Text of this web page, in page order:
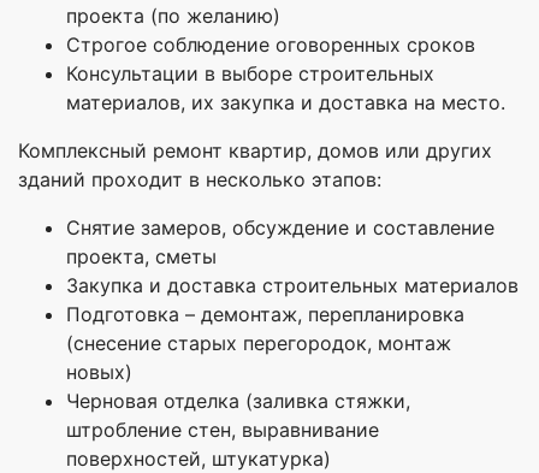
проекта (по желанию)
Строгое соблюдение оговоренных сроков
Консультации в выборе строительных
материалов, их закупка и доставка на место.
Комплексный ремонт квартир, домов или других
зданий проходит в несколько этапов:
Снятие замеров, обсуждение и составление
проекта, сметы
Закупка и доставка строительных материалов
Подготовка – демонтаж, перепланировка
(снесение старых перегородок, монтаж
новых)
Черновая отделка (заливка стяжки,
штробление стен, выравнивание
поверхностей, штукатурка)